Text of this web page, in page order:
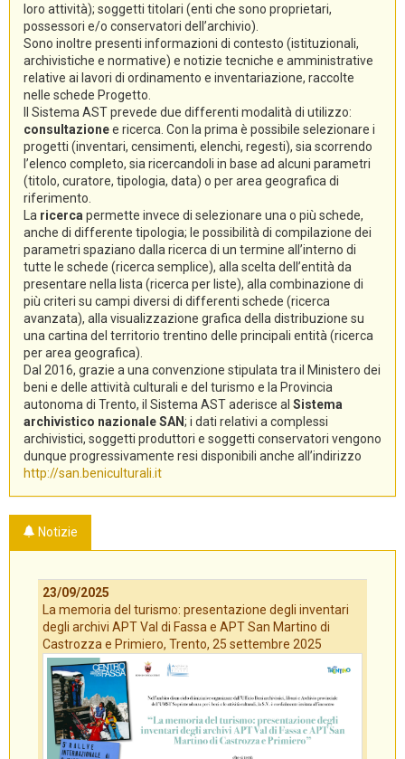
loro attività); soggetti titolari (enti che sono proprietari,
possessori e/o conservatori dell’archivio).
Sono inoltre presenti informazioni di contesto (istituzionali,
archivistiche e normative) e notizie tecniche e amministrative
relative ai lavori di ordinamento e inventariazione, raccolte
nelle schede Progetto.
Il Sistema AST prevede due differenti modalità di utilizzo:
consultazionee ricerca. Con la prima è possibile selezionare i
progetti (inventari, censimenti, elenchi, regesti), sia scorrendo
l’elenco completo, sia ricercandoli in base ad alcuni parametri
(titolo, curatore, tipologia, data) o per area geografica di
riferimento.
La ricerca permette invece di selezionare una o più schede,
anche di differente tipologia; le possibilità di compilazione dei
parametri spaziano dalla ricerca di un termine all’interno di
tutte le schede (ricerca semplice), alla scelta dell’entità da
presentare nella lista (ricerca per liste), alla combinazione di
più criteri su campi diversi di differenti schede (ricerca
avanzata), alla visualizzazione grafica della distribuzione su
una cartina del territorio trentino delle principali entità (ricerca
per area geografica).
Dal 2016, grazie a una convenzione stipulata tra il Ministero dei
beni e delle attività culturali e del turismo e la Provincia
autonoma di Trento, il Sistema AST aderisce al Sistema
archivistico nazionale SAN; i dati relativi a complessi
archivistici, soggetti produttori e soggetti conservatori vengono
dunque progressivamente resi disponibili anche all’indirizzo
http://san.beniculturali.it
Notizie
23/09/2025
La memoria del turismo: presentazione degli inventari
degli archivi APT Val di Fassa e APT San Martino di
Castrozza e Primiero, Trento, 25 settembre 2025